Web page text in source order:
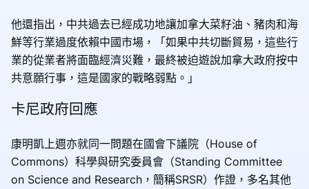
他還指出，中共過去已經成功地讓加拿大菜籽油、豬肉和海
鮮等行業過度依賴中國市場，「如果中共切斷貿易，這些行
業的從業者將面臨經濟災難，最終被迫遊說加拿大政府按中
共意願行事，這是國家的戰略弱點。」
卡尼政府回應
康明凱上週亦就同一問題在國會下議院（House of
Commons）科學與研究委員會（Standing Committee
on Science and Research，簡稱SRSR）作證，多名其他